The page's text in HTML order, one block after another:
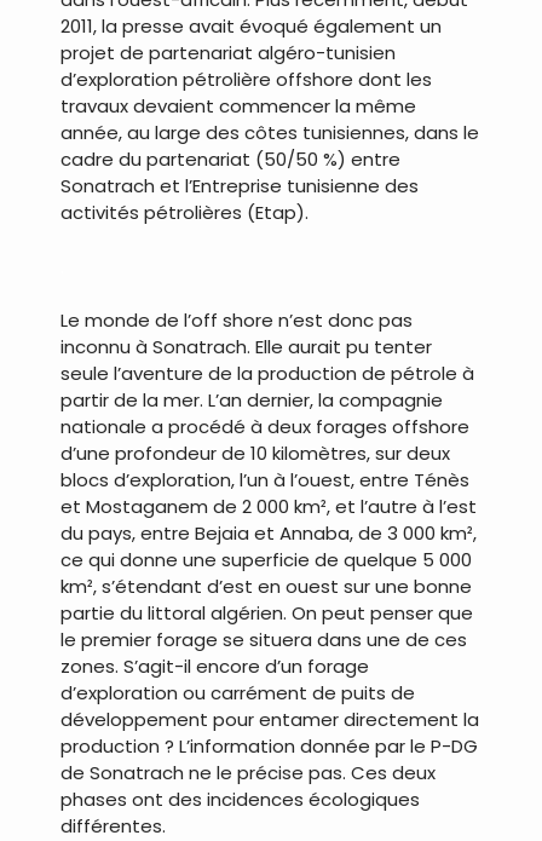
2011, la presse avait évoqué également un
projet de partenariat algéro-tunisien
d’exploration pétrolière offshore dont les
travaux devaient commencer la même
année, au large des côtes tunisiennes, dans le
cadre du partenariat (50/50 %) entre
Sonatrach et l’Entreprise tunisienne des
activités pétrolières (Etap).
Le monde de l’off shore n’est donc pas
inconnu à Sonatrach. Elle aurait pu tenter
seule l’aventure de la production de pétrole à
partir de la mer. L’an dernier, la compagnie
nationale a procédé à deux forages offshore
d’une profondeur de 10 kilomètres, sur deux
blocs d’exploration, l’un à l’ouest, entre Ténès
et Mostaganem de 2 000 km², et l’autre à l’est
du pays, entre Bejaia et Annaba, de 3 000 km²,
ce qui donne une superficie de quelque 5 000
km², s’étendant d’est en ouest sur une bonne
partie du littoral algérien. On peut penser que
le premier forage se situera dans une de ces
zones. S’agit-il encore d’un forage
d’exploration ou carrément de puits de
développement pour entamer directement la
production ? L’information donnée par le P-DG
de Sonatrach ne le précise pas. Ces deux
phases ont des incidences écologiques
différentes.